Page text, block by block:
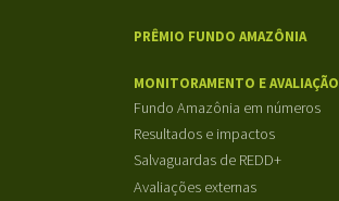
PRÊMIO FUNDO AMAZÔNIA
MONITORAMENTO E AVALIAÇÃO
Fundo Amazônia em números
Resultados e impactos
Salvaguardas de REDD+
Avaliações externas